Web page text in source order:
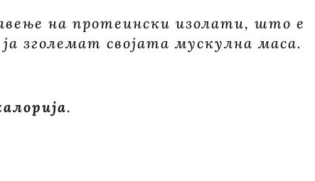
на протеински изолати, што е
зголемат својата мускулна маса.
.